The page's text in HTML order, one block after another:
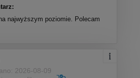
najwyższym poziomie. Polecam
2026-08-09